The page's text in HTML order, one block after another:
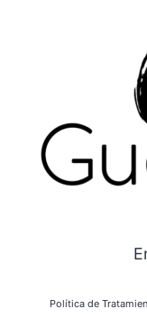
Política de